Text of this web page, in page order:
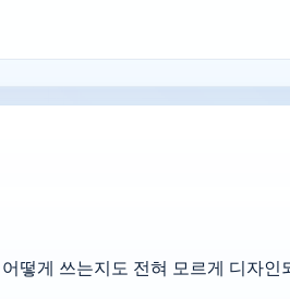
떻게 쓰는지도 전혀 모르게 디자